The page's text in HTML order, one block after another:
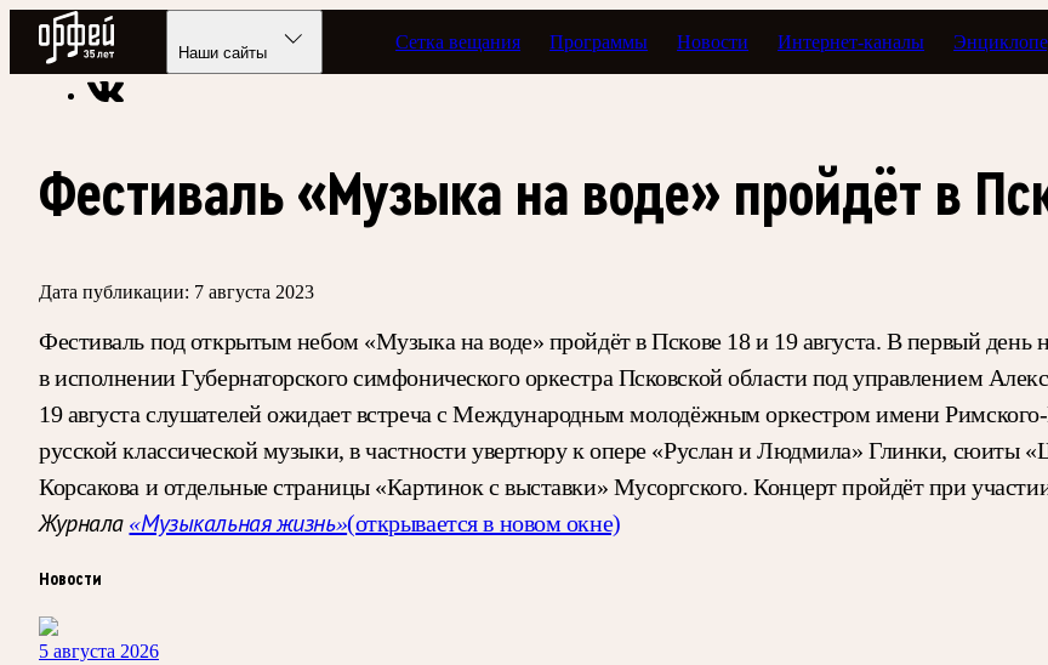
Радио Орфей
Наши сайты
Сетка вещания Программы Новости Интернет-каналы
Радио классической музыки «Орфей» Новости
Фестиваль «Музыка на воде» пройдёт в
Дата публикации: 7 августа 2023
Фестиваль под открытым небом «Музыка на воде» пройдёт в Пскове 18 и 19 августа. В первый
в исполнении Губернаторского симфонического оркестра Псковской области под управлением
19 августа слушателей ожидает встреча с Международным молодёжным оркестром имени
русской классической музыки, в частности увертюру к опере «Руслан и Людмила» Глинки, сюиты
Корсакова и отдельные страницы «Картинок с выставки» Мусоргского. Концерт пройдёт при
Журнала «Музыкальная жизнь»(открывается в новом окне)
Новости
5 августа 2026